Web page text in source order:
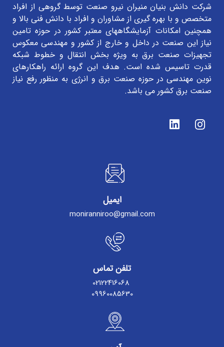
شرکت دانش بنیان منیران نیرو صنعت توسط گروهی از افراد
متخصص و با بهره گیری از مشاوران و افراد با دانش فنی بالا و
همچنین امکانات آزمایشگاههای معتبر کشور در حوزه تامین
نیاز این صنعت در داخل و خارج از کشور و مهندسی معکوس
تجهیزات صنعت برق به ویژه بخش انتقال و خطوط شبکه
قدرت تاسیس شده است. هدف این گروه ارائه راهکارهای
نوین مهندسی در حوزه صنعت برق و انرژی به منظور رفع نیاز
صنعت برق کشور می باشد.
ایمیل
moniranniroo@gmail.com
تلفن تماس
02122416068
09960085630